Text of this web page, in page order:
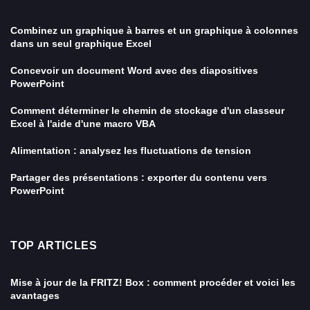
Combinez un graphique à barres et un graphique à colonnes
dans un seul graphique Excel
Concevoir un document Word avec des diapositives
PowerPoint
Comment déterminer le chemin de stockage d'un classeur
Excel à l'aide d'une macro VBA
Alimentation : analysez les fluctuations de tension
Partager des présentations : exporter du contenu vers
PowerPoint
TOP ARTICLES
Mise à jour de la FRITZ! Box : comment procéder et voici les
avantages